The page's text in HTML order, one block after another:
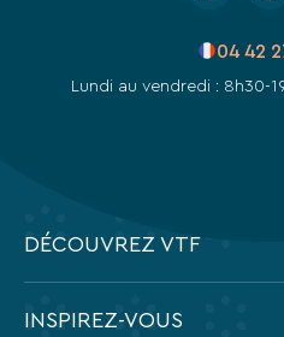
04 42
Lundi au vendredi : 8h30-
DÉCOUVREZ VTF
INSPIREZ-VOUS